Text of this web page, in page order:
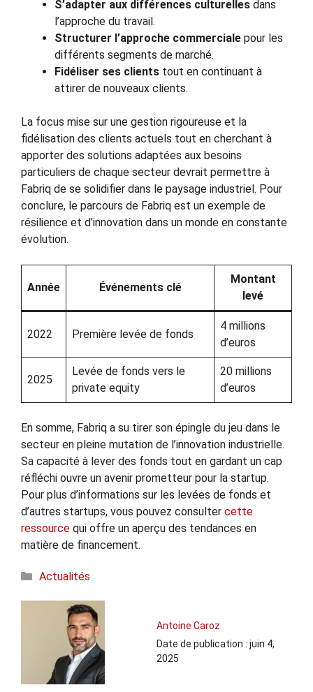
S’adapter aux différences culturelles dans
l’approche du travail.
Structurer l’approche commerciale pour les
différents segments de marché.
Fidéliser ses clients tout en continuant à
attirer de nouveaux clients.
La focus mise sur une gestion rigoureuse et la
fidélisation des clients actuels tout en cherchant à
apporter des solutions adaptées aux besoins
particuliers de chaque secteur devrait permettre à
Fabriq de se solidifier dans le paysage industriel. Pour
conclure, le parcours de Fabriq est un exemple de
résilience et d’innovation dans un monde en constante
évolution.
Année Événements clé
Montant
levé
2022 Première levée de fonds
4 millions
d’euros
2025
Levée de fonds vers le
private equity
20 millions
d’euros
En somme, Fabriq a su tirer son épingle du jeu dans le
secteur en pleine mutation de l’innovation industrielle.
Sa capacité à lever des fonds tout en gardant un cap
réfléchi ouvre un avenir prometteur pour la startup.
Pour plus d’informations sur les levées de fonds et
d’autres startups, vous pouvez consulter cette
ressource qui offre un aperçu des tendances en
matière de financement.
Catégories
Actualités
Antoine Caroz
Date de publication : juin 4,
2025